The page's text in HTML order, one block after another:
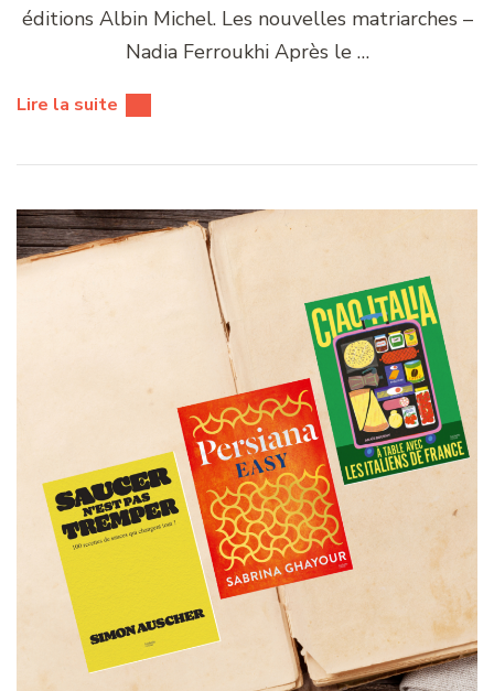
éditions Albin Michel. Les nouvelles matriarches –
Nadia Ferroukhi Après le …
Lire la suite